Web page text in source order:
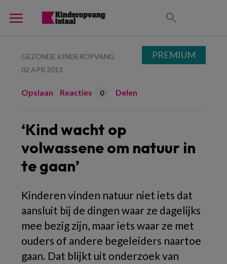
GEZONDE KINDEROPVANG
02 APR 2013
Opslaan Reacties 0 Delen
‘Kind wacht op
volwassene om natuur in
te gaan’
Kinderen vinden natuur niet iets dat
aansluit bij de dingen waar ze dagelijks
mee bezig zijn, maar iets waar ze met
ouders of andere begeleiders naartoe
gaan. Dat blijkt uit onderzoek van
PREMIUM